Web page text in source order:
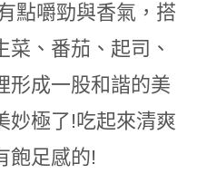
點嚼勁與香氣，搭
、番茄、起司、
形成一股和諧的美
妙極了!吃起來清爽
飽足感的!